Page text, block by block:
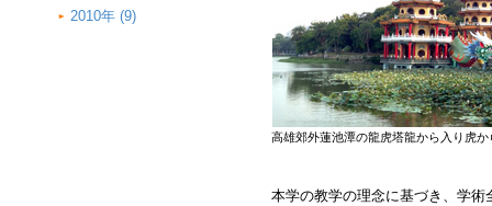
高雄郊外蓮池潭の龍虎塔龍から入り虎
本学の教学の理念に基づき、学
2010年 (9)